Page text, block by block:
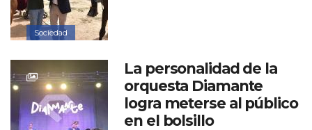
Sociedad
La personalidad de la
orquesta Diamante
logra meterse al público
en el bolsillo